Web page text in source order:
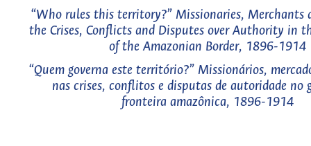
“Who rules this territory?” Missionaries, Merchants
the Crises, Conflicts and Disputes over Authority in
of the Amazonian Border, 1896-1914
“Quem governa este território?” Missionários,
nas crises, conflitos e disputas de autoridade no
fronteira amazônica, 1896-1914